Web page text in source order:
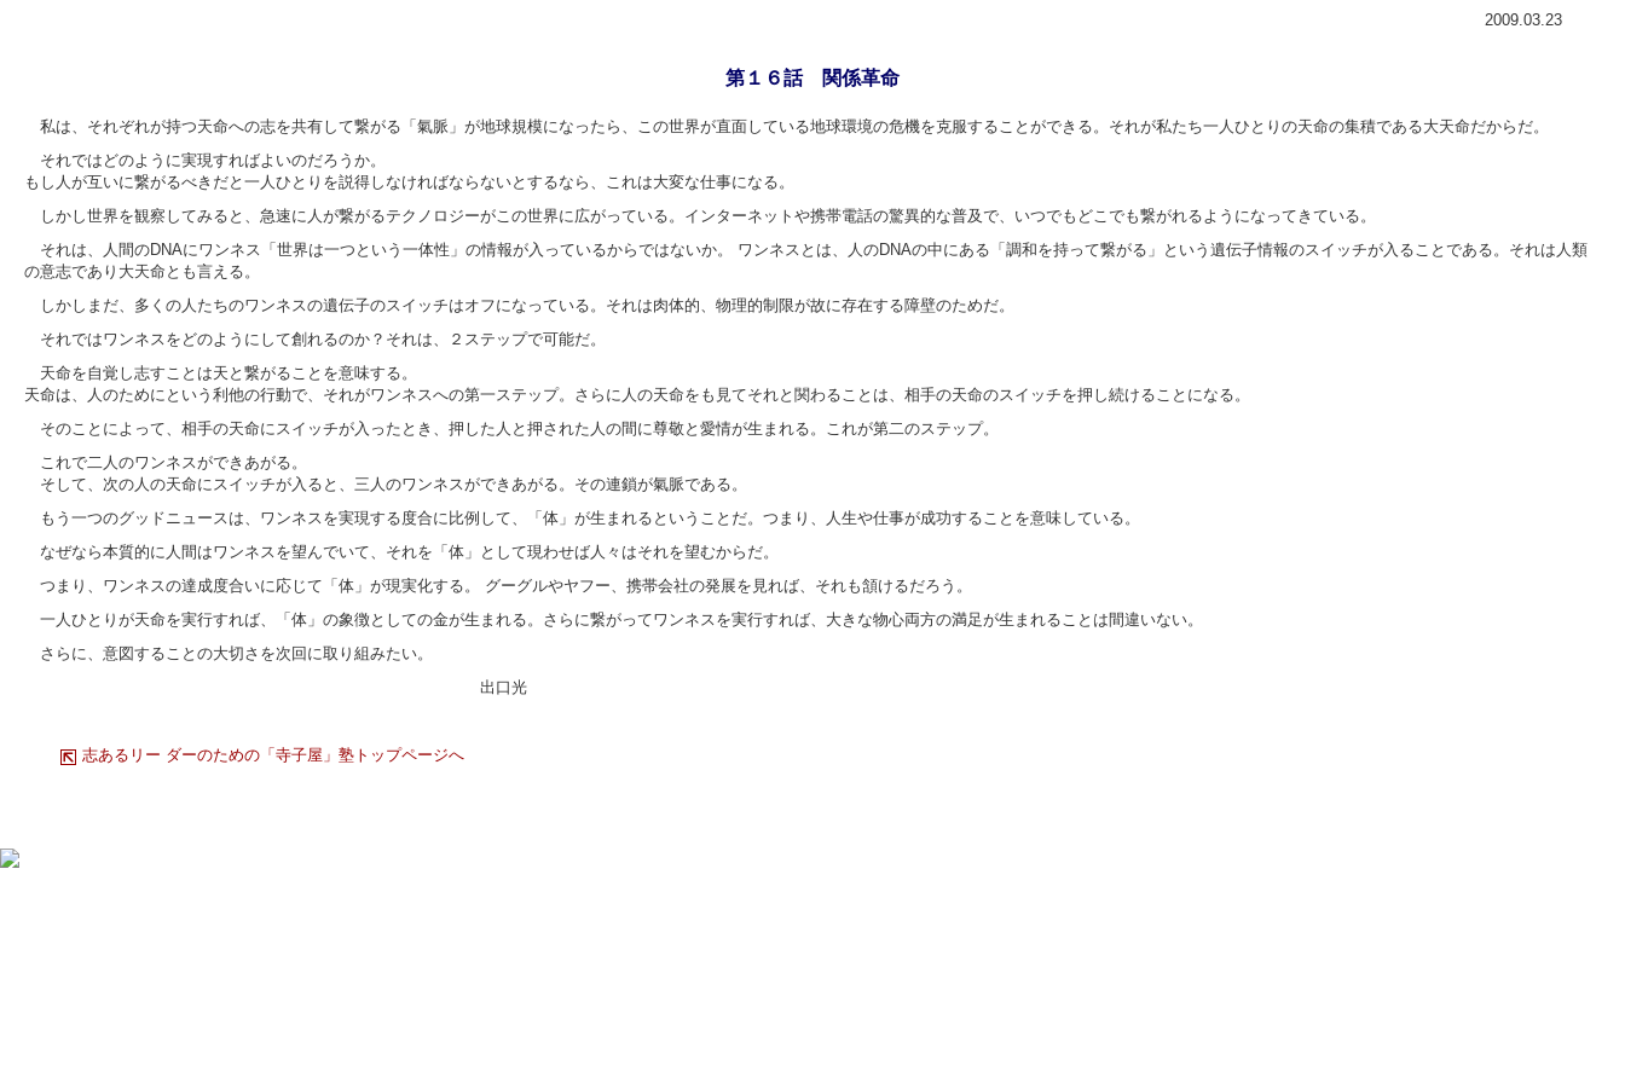
2009.03.23
第１６話 関係革命
私は、それぞれが持つ天命への志を共有して繋がる「氣脈」が地球規模になったら、この世界が直面している地球環境の危機を克服することができる。それが私たち一人ひとりの天命の集積である大天命だからだ。
それではどのように実現すればよいのだろうか。
もし人が互いに繋がるべきだと一人ひとりを説得しなければならないとするなら、これは大変な仕事になる。
しかし世界を観察してみると、急速に人が繋がるテクノロジーがこの世界に広がっている。インターネットや携帯電話の驚異的な普及で、いつでもどこでも繋がれるようになってきている。
それは、人間のDNAにワンネス「世界は一つという一体性」の情報が入っているからではないか。 ワンネスとは、人のDNAの中にある「調和を持って繋がる」という遺伝子情報のスイッチが入ることである。それは人類
の意志であり大天命とも言える。
しかしまだ、多くの人たちのワンネスの遺伝子のスイッチはオフになっている。それは肉体的、物理的制限が故に存在する障壁のためだ。
それではワンネスをどのようにして創れるのか？それは、２ステップで可能だ。
天命を自覚し志すことは天と繋がることを意味する。
天命は、人のためにという利他の行動で、それがワンネスへの第一ステップ。さらに人の天命をも見てそれと関わることは、相手の天命のスイッチを押し続けることになる。
そのことによって、相手の天命にスイッチが入ったとき、押した人と押された人の間に尊敬と愛情が生まれる。これが第二のステップ。
これで二人のワンネスができあがる。
そして、次の人の天命にスイッチが入ると、三人のワンネスができあがる。その連鎖が氣脈である。
もう一つのグッドニュースは、ワンネスを実現する度合に比例して、「体」が生まれるということだ。つまり、人生や仕事が成功することを意味している。
なぜなら本質的に人間はワンネスを望んでいて、それを「体」として現わせば人々はそれを望むからだ。
つまり、ワンネスの達成度合いに応じて「体」が現実化する。 グーグルやヤフー、携帯会社の発展を見れば、それも頷けるだろう。
一人ひとりが天命を実行すれば、「体」の象徴としての金が生まれる。さらに繋がってワンネスを実行すれば、大きな物心両方の満足が生まれることは間違いない。
さらに、意図することの大切さを次回に取り組みたい。
出口光
志あるリー ダーのための「寺子屋」塾トップページへ